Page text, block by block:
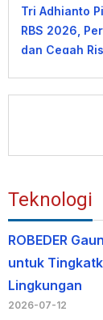
Tri Adhianto
RBS 2026,
dan Cegah
Teknologi
ROBEDER
untuk
Lingkungan
2026-07-12